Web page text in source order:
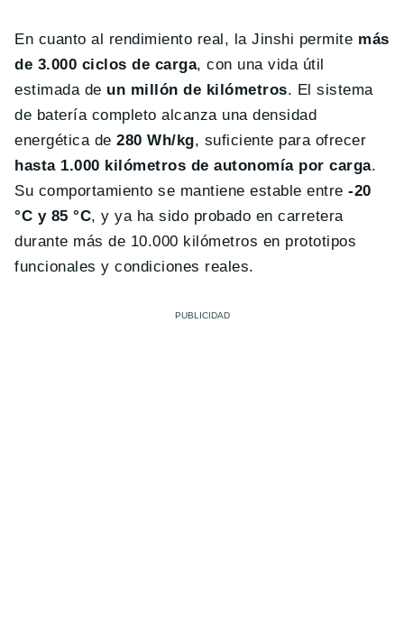
En cuanto al rendimiento real, la Jinshi permite más
de 3.000 ciclos de carga, con una vida útil
estimada de un millón de kilómetros. El sistema
de batería completo alcanza una densidad
energética de280 Wh/kg, suficiente para ofrecer
hasta 1.000 kilómetros de autonomía por carga.
Su comportamiento se mantiene estable entre-20
°C y 85 °C, y ya ha sido probado en carretera
durante más de 10.000 kilómetros en prototipos
funcionales y condiciones reales.